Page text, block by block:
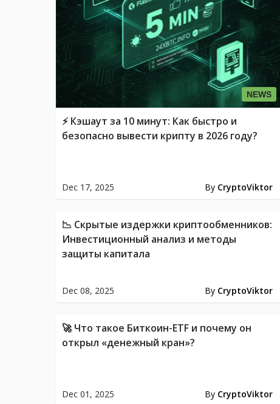
NEWS
Dec 17, 2025 By CryptoViktor
⚡️ Кэшаут за 10 минут: Как быстро и
безопасно вывести крипту в 2026 году?
Dec 08, 2025 By CryptoViktor
📉 Скрытые издержки криптообменников:
Инвестиционный анализ и методы
защиты капитала
NEWS
Dec 01, 2025 By CryptoViktor
🚀 Что такое Биткоин-ETF и почему он
открыл «денежный кран»?
FINANSY